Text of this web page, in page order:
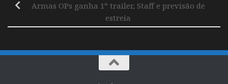
Armas OPs ganha 1º trailer, Staff e previsão de
estreia